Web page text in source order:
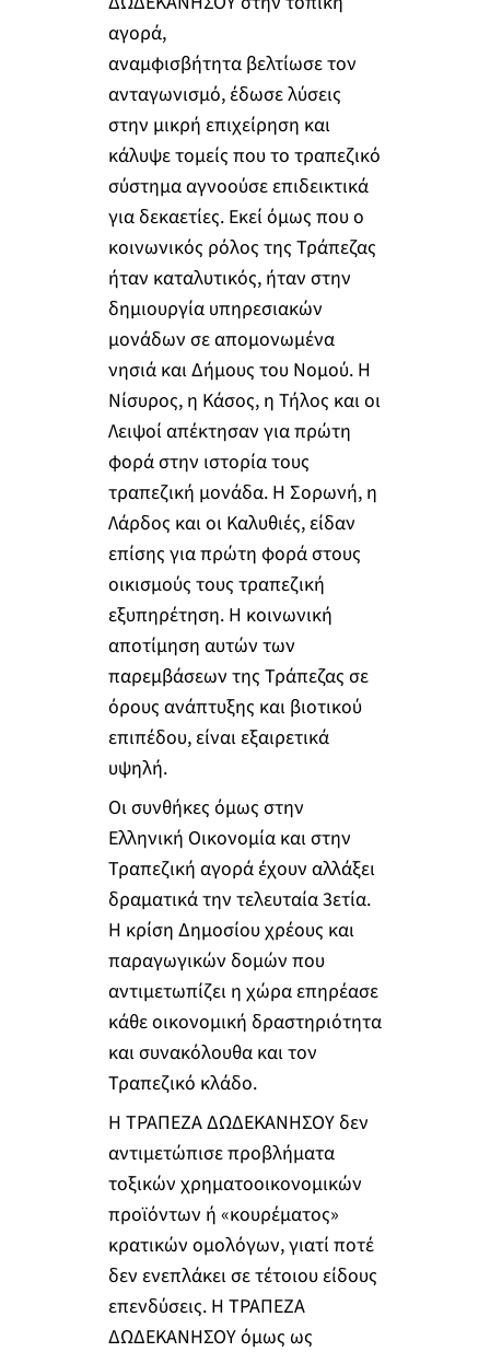
αγορά,
αναμφισβήτητα βελτίωσε τον
ανταγωνισμό, έδωσε λύσεις
στην μικρή επιχείρηση και
κάλυψε τομείς που το τραπεζικό
σύστημα αγνοούσε επιδεικτικά
για δεκαετίες. Εκεί όμως που ο
κοινωνικός ρόλος της Τράπεζας
ήταν καταλυτικός, ήταν στην
δημιουργία υπηρεσιακών
μονάδων σε απομονωμένα
νησιά και Δήμους του Νομού. Η
Νίσυρος, η Κάσος, η Τήλος και οι
Λειψοί απέκτησαν για πρώτη
φορά στην ιστορία τους
τραπεζική μονάδα. Η Σορωνή, η
Λάρδος και οι Καλυθιές, είδαν
επίσης για πρώτη φορά στους
οικισμούς τους τραπεζική
εξυπηρέτηση. Η κοινωνική
αποτίμηση αυτών των
παρεμβάσεων της Τράπεζας σε
όρους ανάπτυξης και βιοτικού
επιπέδου, είναι εξαιρετικά
υψηλή.
Οι συνθήκες όμως στην
Ελληνική Οικονομία και στην
Τραπεζική αγορά έχουν αλλάξει
δραματικά την τελευταία 3ετία.
Η κρίση Δημοσίου χρέους και
παραγωγικών δομών που
αντιμετωπίζει η χώρα επηρέασε
κάθε οικονομική δραστηριότητα
και συνακόλουθα και τον
Τραπεζικό κλάδο.
Η ΤΡΑΠΕΖΑ ΔΩΔΕΚΑΝΗΣΟΥ δεν
αντιμετώπισε προβλήματα
τοξικών χρηματοοικονομικών
προϊόντων ή «κουρέματος»
κρατικών ομολόγων, γιατί ποτέ
δεν ενεπλάκει σε τέτοιου είδους
επενδύσεις. Η ΤΡΑΠΕΖΑ
ΔΩΔΕΚΑΝΗΣΟΥ όμως ως